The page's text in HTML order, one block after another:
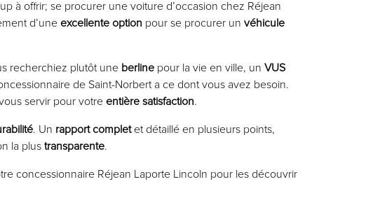
à offrir; se procurer une voiture d’occasion chez Réjean
d’une excellente option pour se procurer un véhicule
recherchiez plutôt une berline pour la vie en ville, un VUS
de Saint-Norbert a ce dont vous avez besoin.
servir pour votre entière satisfaction.
. Un rapport completet détaillé en plusieurs points,
la plus transparente.
concessionnaire Réjean Laporte Lincoln pour les découvrir